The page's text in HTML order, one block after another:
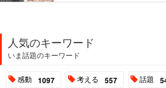
人気のキーワード
いま話題のキーワード
感動 1097 考える 557 話題